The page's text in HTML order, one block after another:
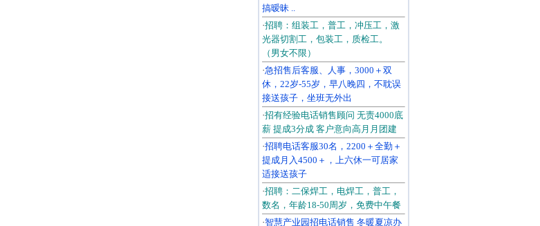
搞暧昧 ..
·招聘：组装工，普工，冲压工，激
光器切割工，包装工，质检工。
（男女不限）
·急招售后客服、人事，3000＋双
休，22岁-55岁，早八晚四，不耽误
接送孩子，坐班无外出
·招有经验电话销售顾问 无责4000底
薪 提成3分成 客户意向高月月团建
·招聘电话客服30名，2200＋全勤＋
提成月入4500＋，上六休一可居家
适接送孩子
·招聘：二保焊工，电焊工，普工，
数名，年龄18-50周岁，免费中午餐
·智慧产业园招电话销售 冬暖夏凉办